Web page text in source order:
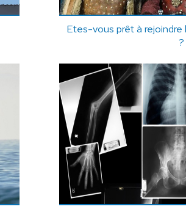
Etes-vous prêt à
?